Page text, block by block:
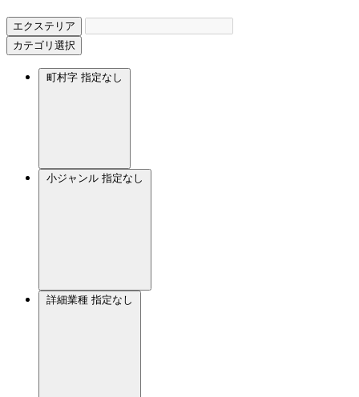
エクステリア
カテゴリ選択
町村字 指定なし
小ジャンル 指定なし
詳細業種 指定なし